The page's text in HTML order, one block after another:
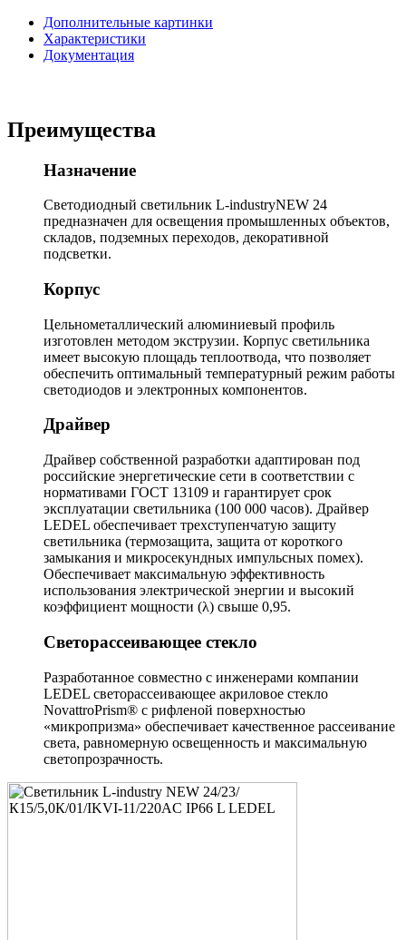
Дополнительные картинки
Характеристики
Документация
Преимущества
Назначение
Светодиодный светильник L-industryNEW 24
предназначен для освещения промышленных объектов,
складов, подземных переходов, декоративной
подсветки.
Корпус
Цельнометаллический алюминиевый профиль
изготовлен методом экструзии. Корпус светильника
имеет высокую площадь теплоотвода, что позволяет
обеспечить оптимальный температурный режим работы
светодиодов и электронных компонентов.
Драйвер
Драйвер собственной разработки адаптирован под
российские энергетические сети в соответствии с
нормативами ГОСТ 13109 и гарантирует срок
эксплуатации светильника (100 000 часов). Драйвер
LEDEL обеспечивает трехступенчатую защиту
светильника (термозащита, защита от короткого
замыкания и микросекундных импульсных помех).
Обеспечивает максимальную эффективность
использования электрической энергии и высокий
коэффициент мощности (λ) свыше 0,95.
Светорассеивающее стекло
Разработанное совместно с инженерами компании
LEDEL светорассеивающее акриловое стекло
NovattroPrism® с рифленой поверхностью
«микропризма» обеспечивает качественное рассеивание
света, равномерную освещенность и максимальную
светопрозрачность.